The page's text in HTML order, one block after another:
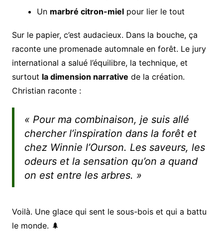
Un marbré citron-mielpour lier le tout
Sur le papier, c’est audacieux. Dans la bouche, ça
raconte une promenade automnale en forêt. Le jury
international a salué l’équilibre, la technique, et
surtout la dimension narrative de la création.
Christian raconte :
« Pour ma combinaison, je suis allé
chercher l’inspiration dans la forêt et
chez Winnie l’Ourson. Les saveurs, les
odeurs et la sensation qu’on a quand
on est entre les arbres. »
Voilà. Une glace qui sent le sous-bois et qui a battu
le monde. 🌲